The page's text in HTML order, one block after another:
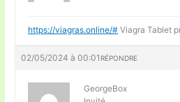
https://viagras.online/# Viagra Tablet
02/05/2024 à 00:01 RÉPONDRE
GeorgeBox